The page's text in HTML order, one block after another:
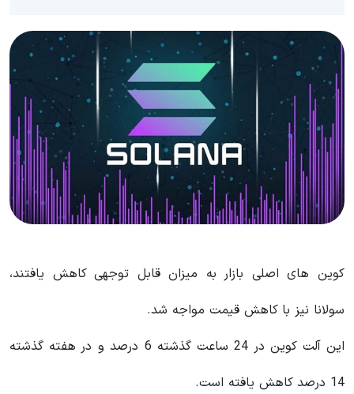
کوین های اصلی بازار به میزان قابل توجهی کاهش یافتند،
سولانا نیز با کاهش قیمت مواجه شد.
این آلت کوین در 24 ساعت گذشته 6 درصد و در هفته گذشته
14 درصد کاهش یافته است.